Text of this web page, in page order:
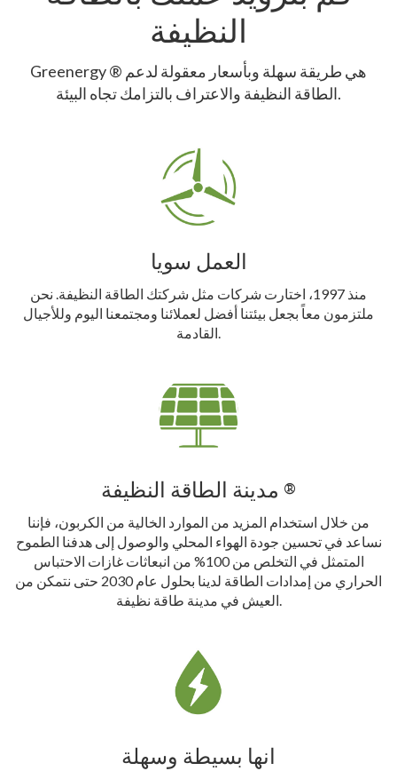
النظيفة
Greenergy ® هي طريقة سهلة وبأسعار معقولة لدعم
الطاقة النظيفة والاعتراف بالتزامك تجاه البيئة.
العمل سويا
منذ 1997، اختارت شركات مثل شركتك الطاقة النظيفة. نحن
ملتزمون معاً بجعل بيئتنا أفضل لعملائنا ومجتمعنا اليوم وللأجيال
مدينة الطاقة النظيفة ®
من خلال استخدام المزيد من الموارد الخالية من الكربون، فإننا
نساعد في تحسين جودة الهواء المحلي والوصول إلى هدفنا الطموح
المتمثل في التخلص من 100% من انبعاثات غازات الاحتباس
الحراري من إمدادات الطاقة لدينا بحلول عام 2030 حتى نتمكن من
انها بسيطة وسهلة